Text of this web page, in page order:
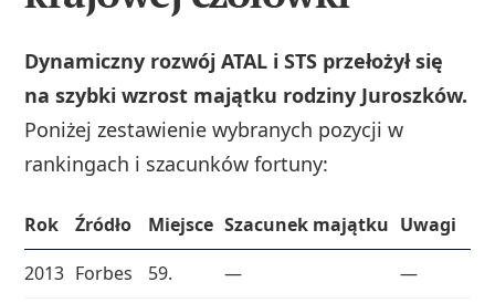
Dynamiczny rozwój ATAL i STS przełożył się
na szybki wzrost majątku rodziny Juroszków.
Poniżej zestawienie wybranych pozycji w
rankingach i szacunków fortuny:
Rok Źródło Miejsce Szacunek majątku Uwagi
2013 Forbes 59. —
—